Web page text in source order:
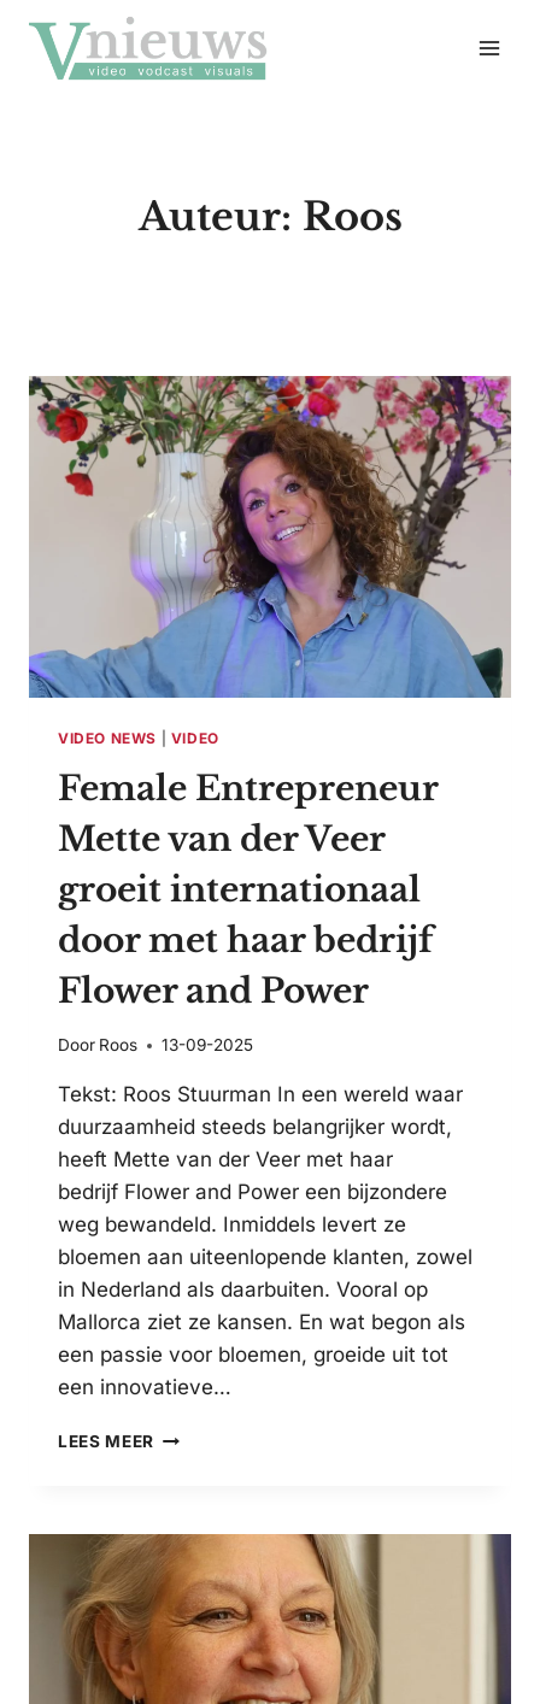
naar
inhoud
Auteur: Roos
VIDEO NEWS VIDEO
Female Entrepreneur
Mette van der Veer
groeit internationaal
door met haar bedrijf
Flower and Power
Door Roos 13-09-2025
Tekst: Roos Stuurman In een wereld waar
duurzaamheid steeds belangrijker wordt,
heeft Mette van der Veer met haar
bedrijf Flower and Power een bijzondere
weg bewandeld. Inmiddels levert ze
bloemen aan uiteenlopende klanten, zowel
in Nederland als daarbuiten. Vooral op
Mallorca ziet ze kansen. En wat begon als
een passie voor bloemen, groeide uit tot
een innovatieve…
LEES MEER FEMALE
DER
VEER
GROEIT
INTERNATIONAAL
DOOR
MET